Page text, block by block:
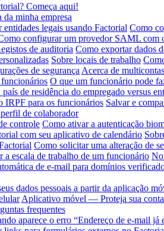
Começa aqui!
minha empresa
entidades legais usando Factorial Como
configurar um provedor SAML com
de auditoria Como exportar dados
Sobre locais de trabalho
de segurança Acerca de
O que um funcionário pode
de residência do empregado versus
IRPF para os funcionários Salvar e
de colaborador
controle Como ativar a autenticação
com seu aplicativo de calendário
Como solicitar uma alteração de
a escala de trabalho de um funcionário
de e-mail para domínios
dados pessoais a partir da aplicação
Aplicativo móvel — Proteja sua
frequentes
aparece o erro “Endereço de e-mail já